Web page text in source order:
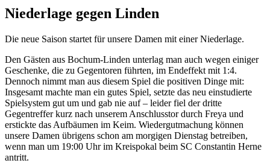
Niederlage gegen Linden
Die neue Saison startet für unsere Damen mit einer Niederlage.
Den Gästen aus Bochum-Linden unterlag man auch wegen einiger
Geschenke, die zu Gegentoren führten, im Endeffekt mit 1:4.
Dennoch nimmt man aus diesem Spiel die positiven Dinge mit:
Insgesamt machte man ein gutes Spiel, setzte das neu einstudierte
Spielsystem gut um und gab nie auf – leider fiel der dritte
Gegentreffer kurz nach unserem Anschlusstor durch Freya und
erstickte das Aufbäumen im Keim. Wiedergutmachung können
unsere Damen übrigens schon am morgigen Dienstag betreiben,
wenn man um 19:00 Uhr im Kreispokal beim SC Constantin Herne
antritt.